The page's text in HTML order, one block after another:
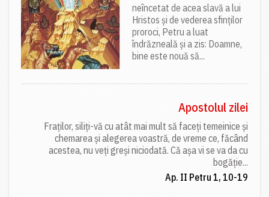
neîncetat de acea slavă a lui
Hristos și de vederea sfinților
proroci, Petru a luat
îndrăzneală și a zis: Doamne,
bine este nouă să...
Apostolul zilei
Fraților, siliți-vă cu atât mai mult să faceți temeinice și
chemarea și alegerea voastră, de vreme ce, făcând
acestea, nu veți greși niciodată. Că așa vi se va da cu
bogăție...
Ap. II Petru 1, 10-19